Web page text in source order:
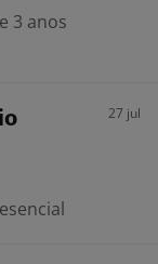
3 anos
27 jul